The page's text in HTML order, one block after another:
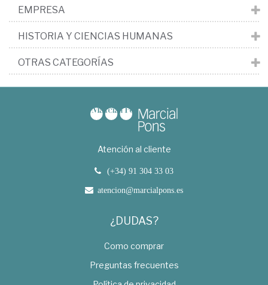
EMPRESA
HISTORIA Y CIENCIAS HUMANAS
OTRAS CATEGORÍAS
Atención al cliente
(+34) 91 304 33 03
atencion@marcialpons.es
¿DUDAS?
Como comprar
Preguntas frecuentes